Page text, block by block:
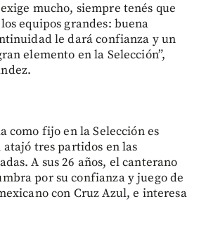
mucho, siempre tenés que
equipos grandes: buena
le dará confianza y un
elemento en la Selección”,
como fijo en la Selección es
tres partidos en las
A sus 26 años, el canterano
por su confianza y juego de
con Cruz Azul, e interesa